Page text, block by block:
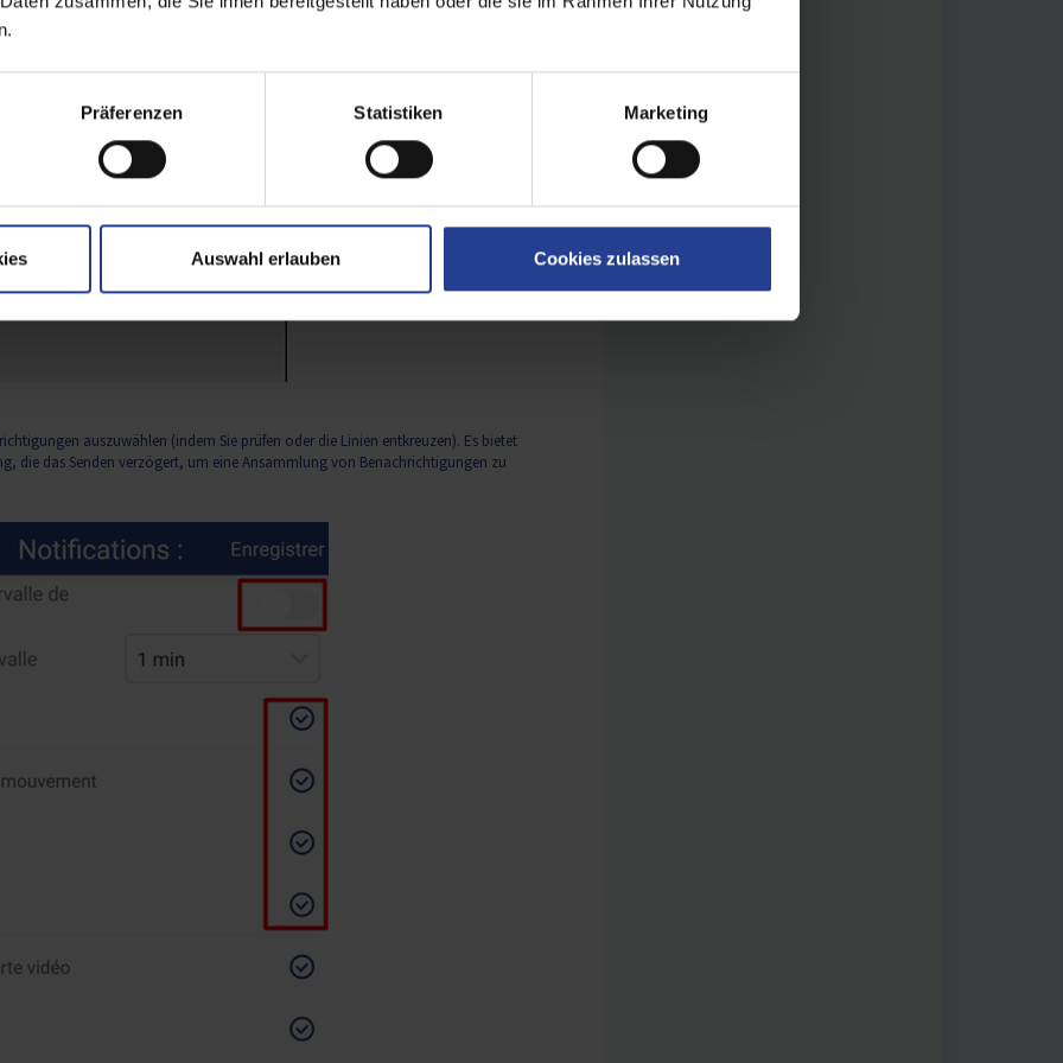
Präferenzen Statistiken Marketing
Auswahl erlauben Cookies zulassen
auszuwählen (indem Sie prüfen oder die Linien entkreuzen). Es bietet
die das Senden verzögert, um eine Ansammlung von Benachrichtigungen zu